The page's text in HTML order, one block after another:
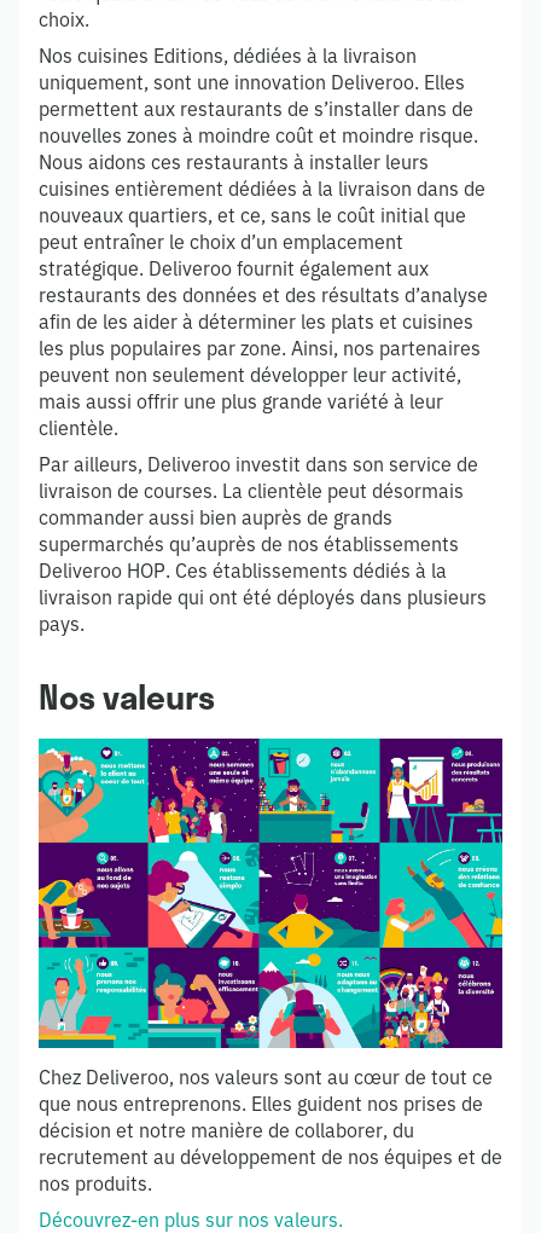
choix.
Nos cuisines Editions, dédiées à la livraison
uniquement, sont une innovation Deliveroo. Elles
permettent aux restaurants de s’installer dans de
nouvelles zones à moindre coût et moindre risque.
Nous aidons ces restaurants à installer leurs
cuisines entièrement dédiées à la livraison dans de
nouveaux quartiers, et ce, sans le coût initial que
peut entraîner le choix d’un emplacement
stratégique. Deliveroo fournit également aux
restaurants des données et des résultats d’analyse
afin de les aider à déterminer les plats et cuisines
les plus populaires par zone. Ainsi, nos partenaires
peuvent non seulement développer leur activité,
mais aussi offrir une plus grande variété à leur
clientèle.
Par ailleurs, Deliveroo investit dans son service de
livraison de courses. La clientèle peut désormais
commander aussi bien auprès de grands
supermarchés qu’auprès de nos établissements
Deliveroo HOP. Ces établissements dédiés à la
livraison rapide qui ont été déployés dans plusieurs
pays.
Nos valeurs
Chez Deliveroo, nos valeurs sont au cœur de tout ce
que nous entreprenons. Elles guident nos prises de
décision et notre manière de collaborer, du
recrutement au développement de nos équipes et de
nos produits.
Découvrez-en plus sur nos valeurs.